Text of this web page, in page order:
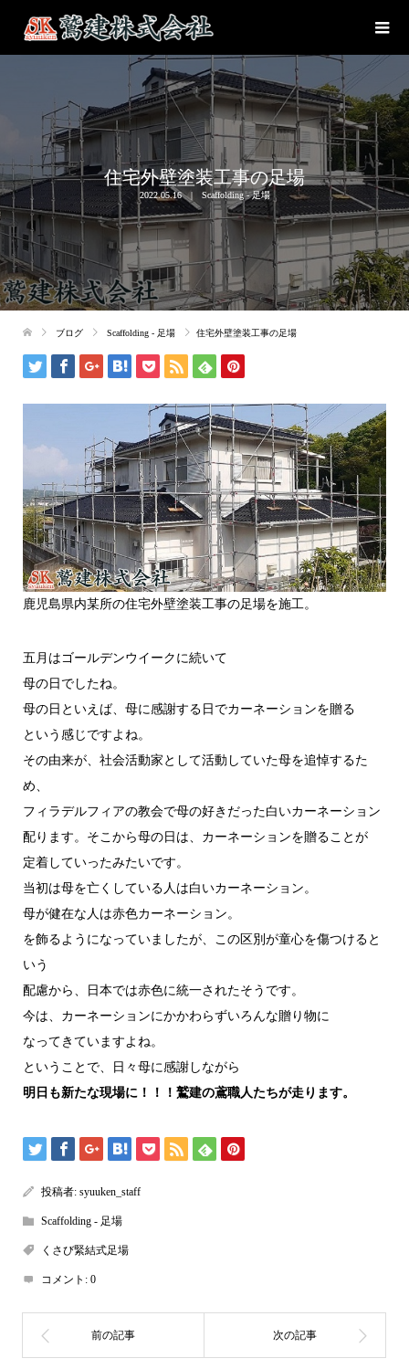
住宅外壁塗装工事の足場
2022.05.16 Scaffolding - 足場
ブログ Scaffolding - 足場 住宅外壁塗装工事の足場
鹿児島県内某所の住宅外壁塗装工事の足場を施工。
五月はゴールデンウイークに続いて
母の日でしたね。
母の日といえば、母に感謝する日でカーネーションを贈る
という感じですよね。
その由来が、社会活動家として活動していた母を追悼するた
め、
フィラデルフィアの教会で母の好きだった白いカーネーション
配ります。そこから母の日は、カーネーションを贈ることが
定着していったみたいです。
当初は母を亡くしている人は白いカーネーション。
母が健在な人は赤色カーネーション。
を飾るようになっていましたが、この区別が童心を傷つけると
いう
配慮から、日本では赤色に統一されたそうです。
今は、カーネーションにかかわらずいろんな贈り物に
なってきていますよね。
ということで、日々母に感謝しながら
明日も新たな現場に！！！鷲建の鳶職人たちが走ります。
投稿者: syuuken_staff
Scaffolding - 足場
くさび緊結式足場
コメント: 0